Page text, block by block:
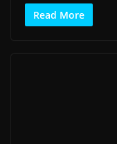
Read More